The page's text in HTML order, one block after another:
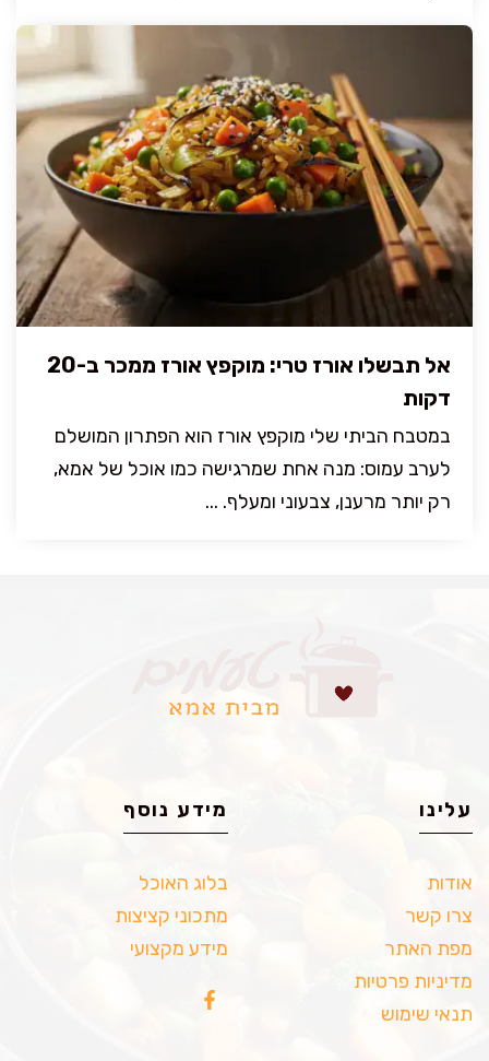
אל תבשלו אורז טרי: מוקפץ אורז ממכר ב-20
דקות
במטבח הביתי שלי מוקפץ אורז הוא הפתרון המושלם
לערב עמוס: מנה אחת שמרגישה כמו אוכל של אמא,
רק יותר מרענן, צבעוני ומעלף. ...
עלינו
אודות
צרו קשר
מפת האתר
מדיניות פרטיות
תנאי שימוש
מידע נוסף
בלוג האוכל
מתכוני קציצות
מידע מקצועי